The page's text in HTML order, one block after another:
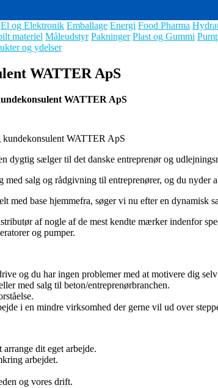
El og Elektronik Emballage Energi Food Pharma
materiel Måleudstyr Pakninger Plast og Gummi
og ydelser
WATTER ApS
WATTER ApS
dygtig sælger til det danske entreprenør og
med salg og rådgivning til entreprenører, og du
med base hjemmefra, søger vi nu efter en
af nogle af de mest kendte mærker indenfor
og pumper.
og du har ingen problemer med at motivere dig
med salg til beton/entreprenørbranchen.
i en mindre virksomhed der gerne vil ud over
dit eget arbejde.
arbejdet.
og vores drift.